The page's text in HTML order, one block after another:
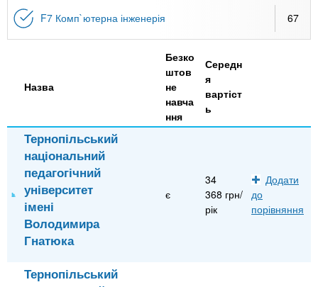
F7 Комп`ютерна інженерія 67
Назва
Безко
штов
не
навча
ння
Середн
я
вартіст
ь
Тернопільський
національний
педагогічний
університет
імені
Володимира
Гнатюка
є
34
368 грн/
рік
Додати
до
порівняння
Тернопільський